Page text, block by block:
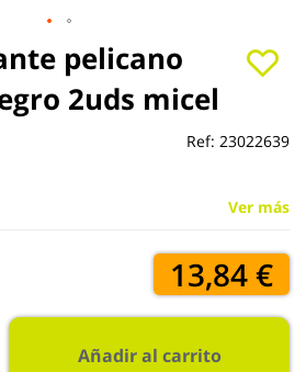
pelicano
2uds micel
Ref: 23022639
Ver más
13,84 €
Añadir al carrito